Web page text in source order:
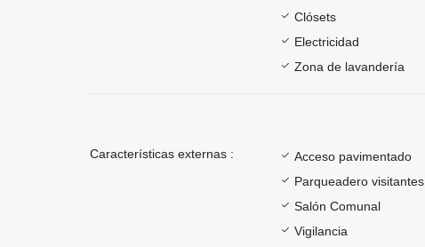
Clósets
Electricidad
Zona de lavandería
Características externas : Acceso pavimentado
Parqueadero visitantes
Salón Comunal
Vigilancia